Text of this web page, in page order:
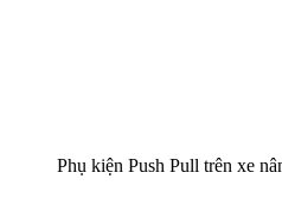
Phụ kiện Push Pull trên xe